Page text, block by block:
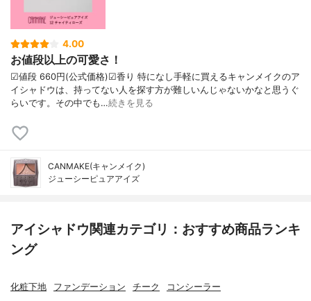
4.00
お値段以上の可愛さ！
☑︎値段 660円(公式価格)☑︎香り 特になし手軽に買えるキャンメイクのア
イシャドウは、持ってない人を探す方が難しいんじゃないかなと思うぐ
らいです。その中でも…続きを見る
CANMAKE(キャンメイク)
ジューシーピュアアイズ
アイシャドウ関連カテゴリ：おすすめ商品ランキ
ング
化粧下地 ファンデーション チーク コンシーラー